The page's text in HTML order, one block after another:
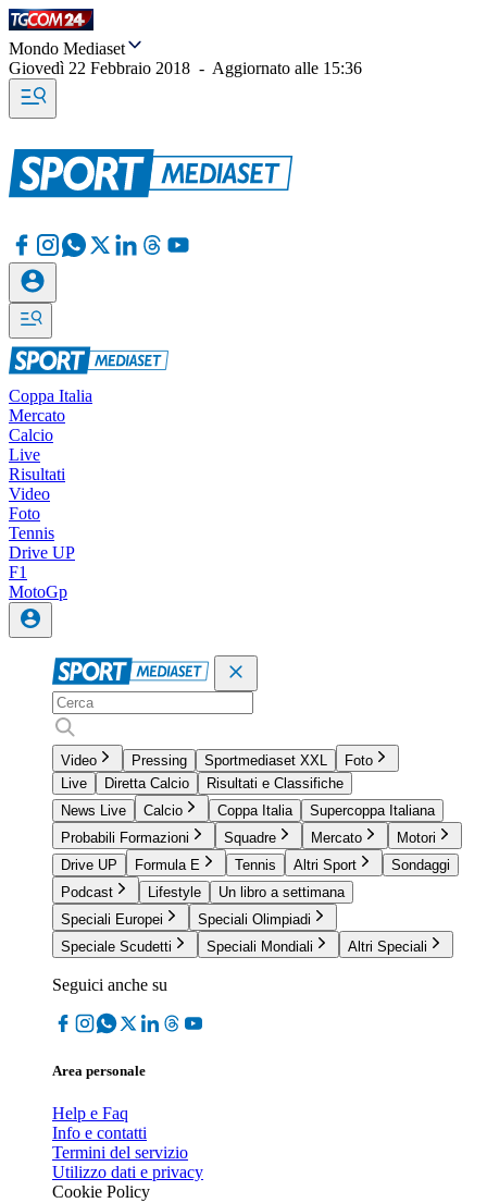
Mondo Mediaset
Giovedì 22 Febbraio 2018 - Aggiornato alle 15:36
Coppa Italia
Mercato
Calcio
Live
Risultati
Video
Foto
Tennis
Drive UP
F1
MotoGp
Video Pressing Sportmediaset XXL
Foto
Live
Diretta Calcio
Risultati e Classifiche
News Live
Calcio Coppa Italia
Supercoppa Italiana
Probabili Formazioni
Squadre Mercato
Motori
Drive UP
Formula E Tennis Altri Sport
Sondaggi
Podcast
Lifestyle
Un libro a settimana
Speciali Europei
Speciali Olimpiadi
Speciale Scudetti
Speciali Mondiali Altri Speciali
Seguici anche su
Area personale
Help e Faq
Info e contatti
Termini del servizio
Utilizzo dati e privacy
Cookie Policy